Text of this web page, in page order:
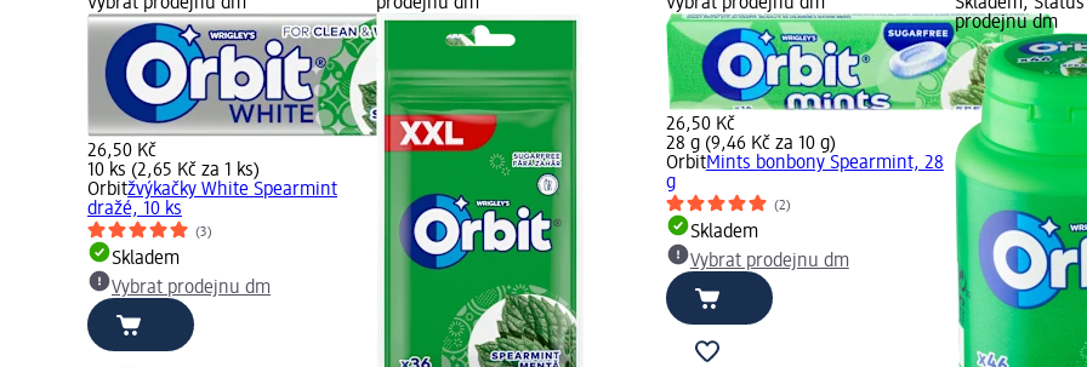
Vybrat prodejnu dm
26,50 Kč
10 ks (2,65 Kč za 1 ks)
Orbitžvýkačky White Spearmint
dražé, 10 ks
(3)
Skladem
Vybrat prodejnu dm
prodejnu dm
Vybrat prodejnu dm
26,50 Kč
28 g (9,46 Kč za 10 g)
OrbitMints bonbony Spearmint, 28
g
(2)
Skladem
Vybrat prodejnu dm
Skladem,
prodejnu dm